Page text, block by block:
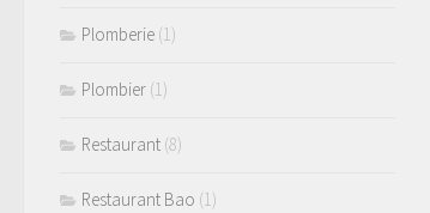
Plomberie (1)
Plombier (1)
Restaurant (8)
Restaurant Bao (1)